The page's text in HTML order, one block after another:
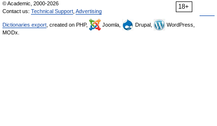
18+
© Academic, 2000-2026
Contact us: Technical Support Advertising
Dictionaries export , created on PHP, Joomla, Drupal,
WordPress,
MODx.